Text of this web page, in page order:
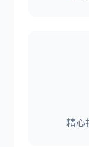
精心